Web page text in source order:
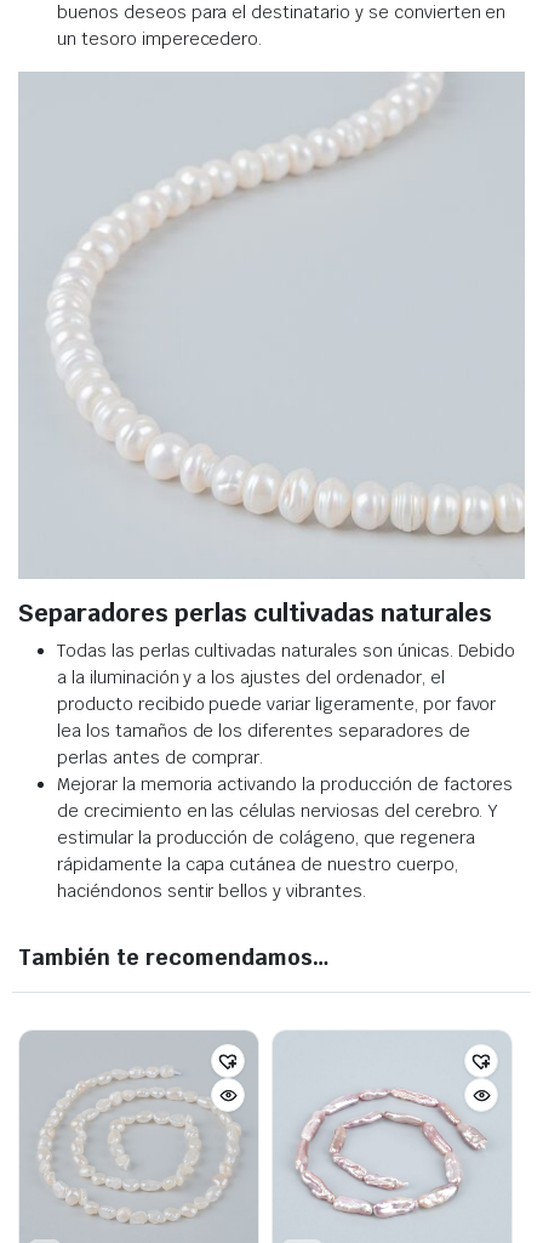
buenos deseos para el destinatario y se convierten en
un tesoro imperecedero.
Separadores perlas cultivadas naturales
Todas las perlas cultivadas naturales son únicas. Debido
a la iluminación y a los ajustes del ordenador, el
producto recibido puede variar ligeramente, por favor
lea los tamaños de los diferentes separadores de
perlas antes de comprar.
Mejorar la memoria activando la producción de factores
de crecimiento en las células nerviosas del cerebro. Y
estimular la producción de colágeno, que regenera
rápidamente la capa cutánea de nuestro cuerpo,
haciéndonos sentir bellos y vibrantes.
También te recomendamos…